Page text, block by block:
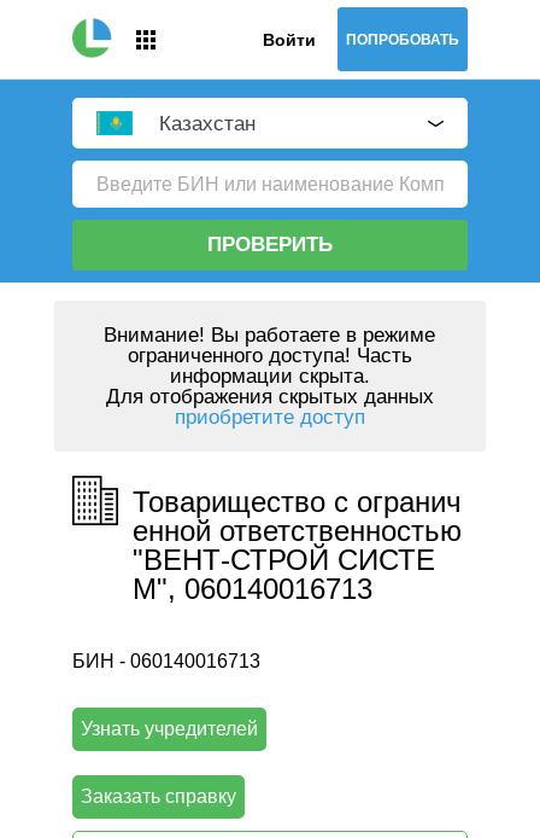
Войти ПОПРОБОВАТЬ
Казахстан
ПРОВЕРИТЬ
Внимание! Вы работаете в режиме
ограниченного доступа! Часть
информации скрыта.
Для отображения скрытых данных
приобретите доступ
Товарищество с огранич
енной ответственностью
"ВЕНТ-СТРОЙ СИСТЕ
М", 060140016713
БИН - 060140016713
Узнать учредителей
Заказать справку